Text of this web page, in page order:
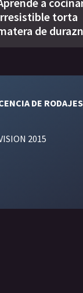
torta
de
DE RODAJES
2015